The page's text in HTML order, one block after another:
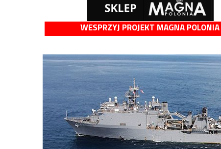
WESPRZYJ PROJEKT MAGNA POLONIA